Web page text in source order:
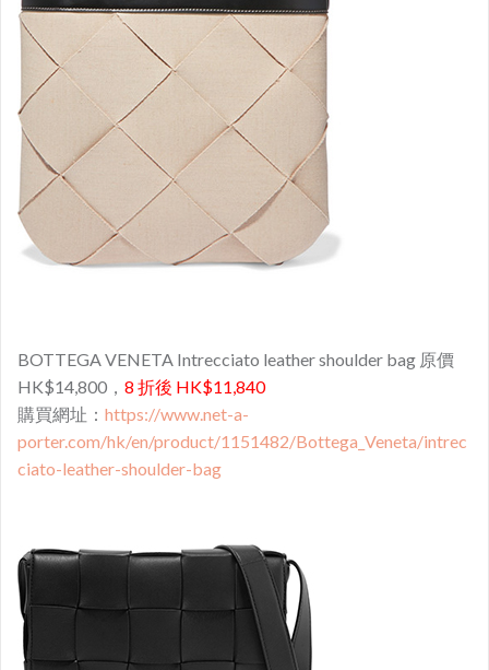
BOTTEGA VENETA Intrecciato leather shoulder bag 原價
HK$14,800， 8 折後 HK$11,840
購買網址： https://www.net-a-
porter.com/hk/en/product/1151482/Bottega_Veneta/intrec
ciato-leather-shoulder-bag